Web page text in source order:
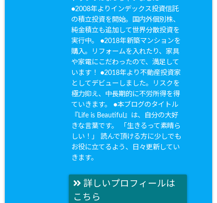
●2008年よりインデックス投資信託
の積立投資を開始。国内外個別株、
純金積立も追加して世界分散投資を
実行中。 ●2018年新築マンションを
購入。リフォームを入れたり、家具
や家電にこだわったので、満足して
います！ ●2018年より不動産投資家
としてデビューしました。リスクを
極力抑え、中長期的に不労所得を得
ていきます。 ●本ブログのタイトル
『Life is Beautiful』は、自分の大好
きな言葉です。 「生きるって素晴ら
しい！」 読んで頂ける方に少しでも
お役に立てるよう、日々更新してい
きます。
詳しいプロフィールは
こちら